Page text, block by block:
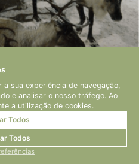
2015
2015
sua experiência de navegação,
e analisar o nosso tráfego. Ao
a utilização de cookies.
Todos
Todos